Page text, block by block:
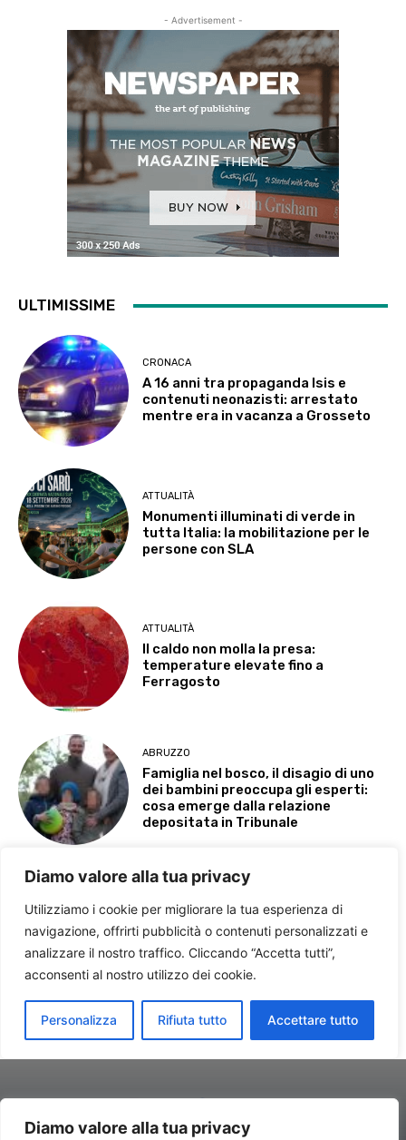
Diamo valore alla tua privacy